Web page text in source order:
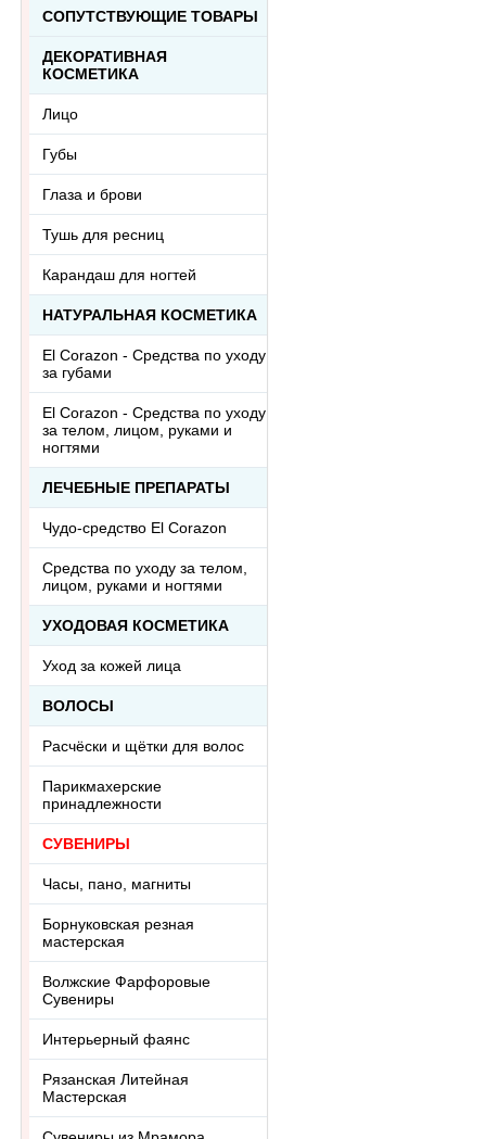
СОПУТСТВУЮЩИЕ ТОВАРЫ
ДЕКОРАТИВНАЯ
КОСМЕТИКА
Лицо
Губы
Глаза и брови
Тушь для ресниц
Карандаш для ногтей
НАТУРАЛЬНАЯ КОСМЕТИКА
El Corazon - Средства по уходу
за губами
El Corazon - Средства по уходу
за телом, лицом, руками и
ногтями
ЛЕЧЕБНЫЕ ПРЕПАРАТЫ
Чудо-средство El Corazon
Средства по уходу за телом,
лицом, руками и ногтями
УХОДОВАЯ КОСМЕТИКА
Уход за кожей лица
ВОЛОСЫ
Расчёски и щётки для волос
Парикмахерские
принадлежности
СУВЕНИРЫ
Часы, пано, магниты
Борнуковская резная
мастерская
Волжские Фарфоровые
Сувениры
Интерьерный фаянс
Рязанская Литейная
Мастерская